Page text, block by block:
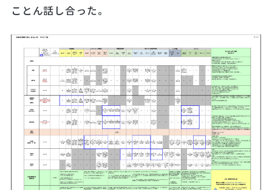
ことん話し合った。